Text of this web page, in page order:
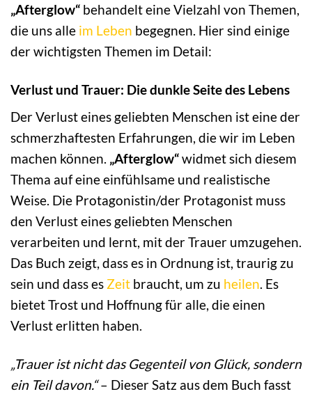
„Afterglow“ behandelt eine Vielzahl von Themen,
die uns alle im Leben begegnen. Hier sind einige
der wichtigsten Themen im Detail:
Verlust und Trauer: Die dunkle Seite des Lebens
Der Verlust eines geliebten Menschen ist eine der
schmerzhaftesten Erfahrungen, die wir im Leben
machen können. „Afterglow“widmet sich diesem
Thema auf eine einfühlsame und realistische
Weise. Die Protagonistin/der Protagonist muss
den Verlust eines geliebten Menschen
verarbeiten und lernt, mit der Trauer umzugehen.
Das Buch zeigt, dass es in Ordnung ist, traurig zu
sein und dass es Zeit braucht, um zu heilen. Es
bietet Trost und Hoffnung für alle, die einen
Verlust erlitten haben.
„Trauer ist nicht das Gegenteil von Glück, sondern
ein Teil davon.“– Dieser Satz aus dem Buch fasst